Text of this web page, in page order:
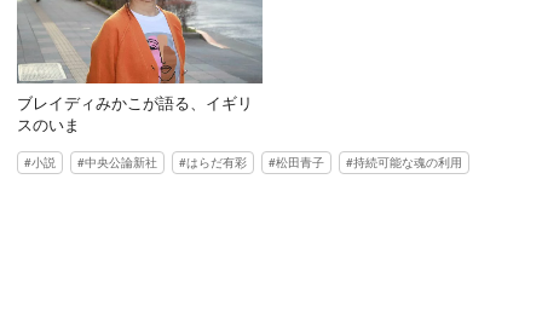
ブレイディみかこが語る、イギリ
スのいま
小説 中央公論新社 はらだ有彩 松田青子 持続可能な魂の利用